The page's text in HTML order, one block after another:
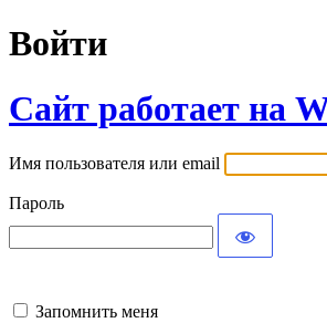
Войти
Сайт работает на
Имя пользователя или email
Пароль
Запомнить меня